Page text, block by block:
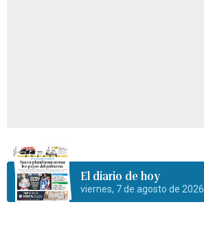
El diario de hoy
viernes, 7 de agosto de 2026